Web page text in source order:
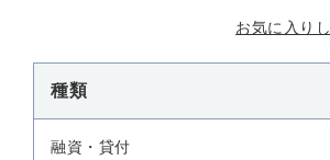
お気に入り
種類
融資・貸付